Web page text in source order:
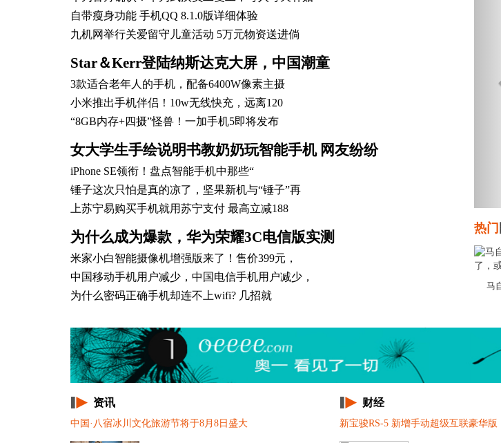
自带瘦身功能 手机QQ 8.1.0版详细体验
九机网举行关爱留守儿童活动 5万元物资送进倘
Star＆Kerr登陆纳斯达克大屏，中国潮童
3款适合老年人的手机，配备6400W像素主摄
小米推出手机伴侣！10w无线快充，远离120
“8GB内存+四摄”怪兽！一加手机5即将发布
女大学生手绘说明书教奶奶玩智能手机 网友纷纷
iPhone SE领衔！盘点智能手机中那些“
锤子这次只怕是真的凉了，坚果新机与“锤子”再
上苏宁易购买手机就用苏宁支付 最高立减188
为什么成为爆款，华为荣耀3C电信版实测
米家小白智能摄像机增强版来了！售价399元，
中国移动手机用户减少，中国电信手机用户减少，
为什么密码正确手机却连不上wifi? 几招就
热门
马
资讯
中国·八宿冰川文化旅游节将于8月8日盛大
财经
新宝骏RS-5 新增手动超级互联豪华版